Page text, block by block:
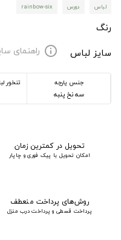
لباس دورس rainbow-six
رنگ
سایز لباس
info راهنمای
جنس پارچه
سه نخ پنبه
تنخور
تحویل در کمترین زمان
امکان تحویل با پیک فوری و چاپار
روش‌های پرداخت منعطف
پرداخت قسطی و پرداخت درب منزل